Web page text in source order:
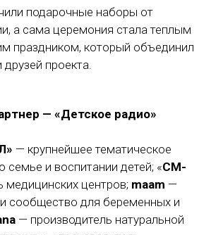
подарочные наборы от
а сама церемония стала теплым
праздником, который объединил
проекта.
— «Детское радио»
— крупнейшее тематическое
семье и воспитании детей; «СМ-
медицинских центров; maam —
сообщество для беременных и
— производитель натуральной